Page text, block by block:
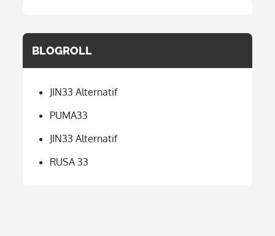
BLOGROLL
JIN33 Alternatif
PUMA33
JIN33 Alternatif
RUSA 33